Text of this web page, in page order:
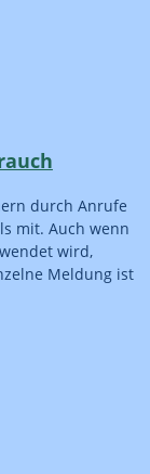
durch Anrufe
mit. Auch wenn
wird,
Meldung ist